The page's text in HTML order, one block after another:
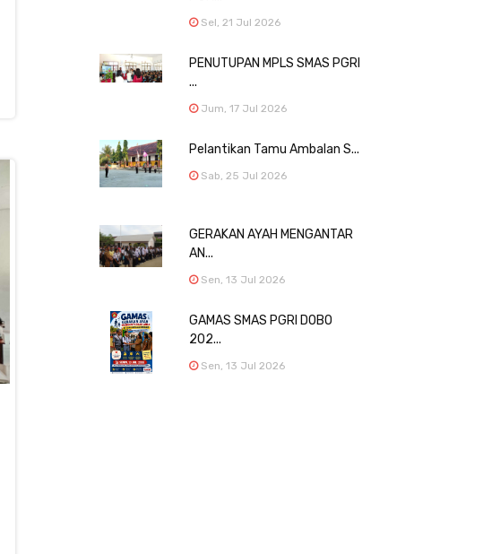
Sel, 21 Jul 2026
PENUTUPAN MPLS SMAS PGRI
...
Jum, 17 Jul 2026
Pelantikan Tamu Ambalan S...
Sab, 25 Jul 2026
GERAKAN AYAH MENGANTAR
AN...
Sen, 13 Jul 2026
GAMAS SMAS PGRI DOBO
202...
Sen, 13 Jul 2026